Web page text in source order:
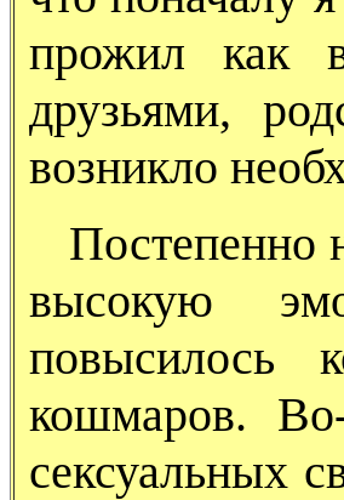
прожил как
друзьями,
возникло
Постепенно
высокую
повысилось
кошмаров.
сексуальных